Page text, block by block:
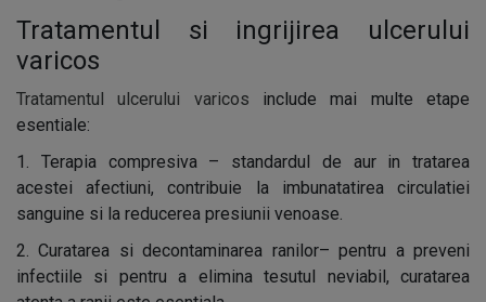
Tratamentul si ingrijirea ulcerului
varicos
Tratamentul ulcerului varicos include mai multe etape
esentiale:
1. Terapia compresiva – standardul de aur in tratarea
acestei afectiuni, contribuie la imbunatatirea circulatiei
sanguine si la reducerea presiunii venoase.
2. Curatarea si decontaminarea ranilor– pentru a preveni
infectiile si pentru a elimina tesutul neviabil, curatarea